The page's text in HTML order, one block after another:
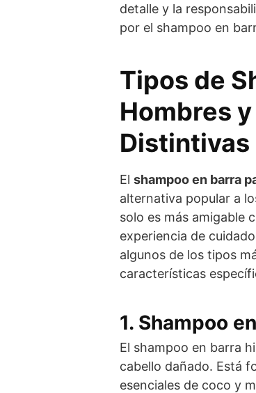
detalle y la
por el shampoo en
Tipos de
Hombres
Distintivas
El shampoo en barra
alternativa popular a
solo es más amigable
experiencia de
algunos de los tipos
características
1. Shampoo
El shampoo en barra
cabello dañado. Está
esenciales de coco y